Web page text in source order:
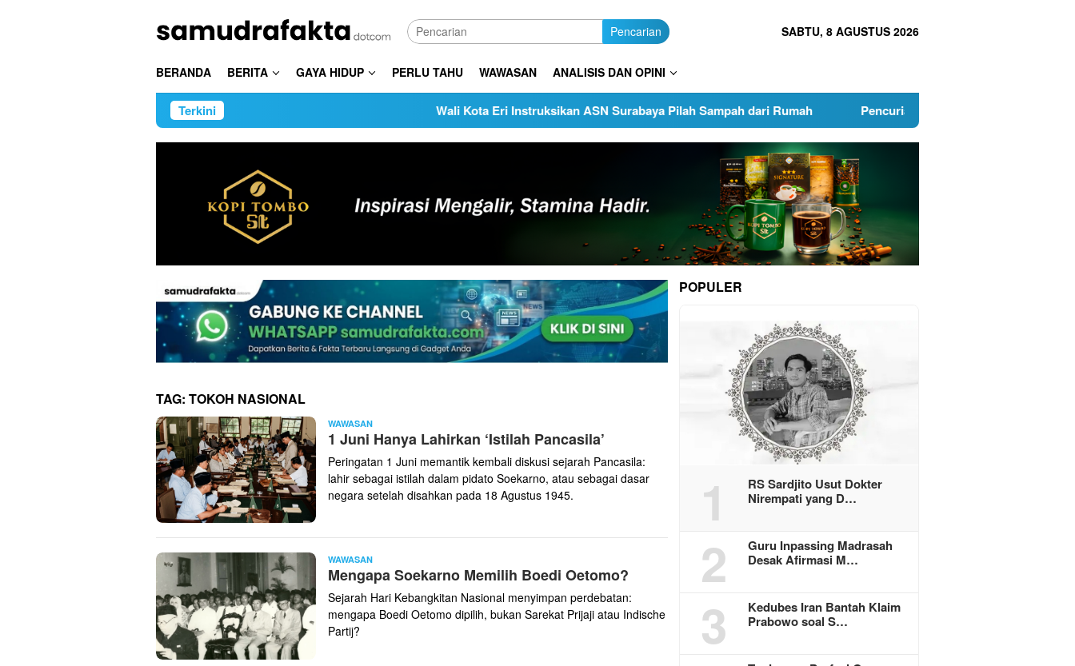
Pencarian SABTU, 8 AGUSTUS 2026
BERANDA BERITA GAYA HIDUP PERLU TAHU WAWASAN ANALISIS DAN OPINI
Terkini Wali Kota Eri Instruksikan ASN Surabaya Pilah Sampah dari Rumah Pencurian Fasum Marak, DLH Surabaya Beri
TAG: TOKOH NASIONAL
WAWASAN
Wijdan
1 Juni Hanya Lahirkan ‘Istilah Pancasila’
Peringatan 1 Juni memantik kembali diskusi sejarah Pancasila:
lahir sebagai istilah dalam pidato Soekarno, atau sebagai dasar
negara setelah disahkan pada 18 Agustus 1945.
WAWASAN
Wijdan
Mengapa Soekarno Memilih Boedi Oetomo?
Sejarah Hari Kebangkitan Nasional menyimpan perdebatan:
mengapa Boedi Oetomo dipilih, bukan Sarekat Prijaji atau Indische
Partij?
POPULER
1
RS Sardjito Usut Dokter
Nirempati yang D…
2
Guru Inpassing Madrasah
Desak Afirmasi M…
3
Kedubes Iran Bantah Klaim
Prabowo soal S…